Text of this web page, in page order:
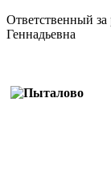
Ответственный
Геннадьевна